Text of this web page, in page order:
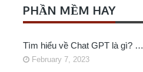
PHẦN MỀM HAY
Tìm hiểu về Chat GPT là gì? …
February 7, 2023